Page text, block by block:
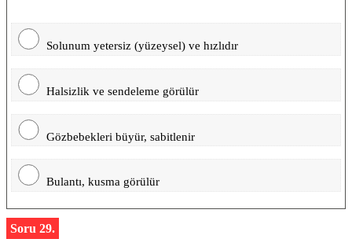
Solunum yetersiz (yüzeysel) ve hızlıdır
Halsizlik ve sendeleme görülür
Gözbebekleri büyür, sabitlenir
Bulantı, kusma görülür
Soru 29.